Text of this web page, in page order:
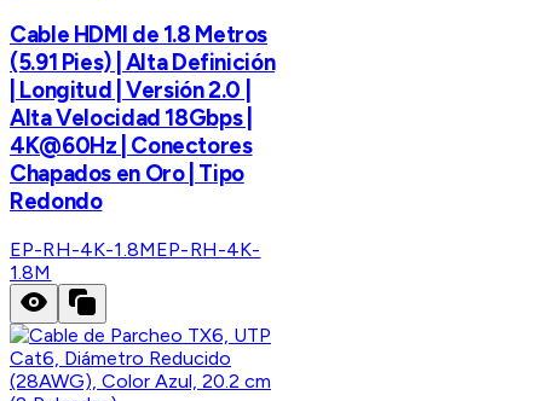
Cable HDMI de 1.8 Metros
(5.91 Pies) | Alta Definición
| Longitud | Versión 2.0 |
Alta Velocidad 18Gbps |
4K@60Hz | Conectores
Chapados en Oro | Tipo
Redondo
EP-RH-4K-1.8MEP-RH-4K-
1.8M